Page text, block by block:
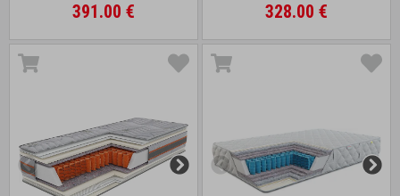
391.00 € 328.00 €